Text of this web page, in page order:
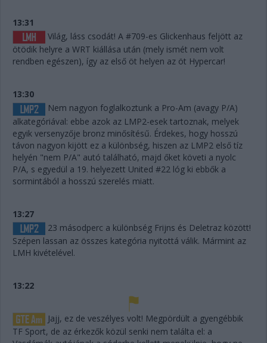
13:31
Világ, láss csodát! A #709-es Glickenhaus feljött az
ötödik helyre a WRT kiállása után (mely ismét nem volt
rendben egészen), így az első öt helyen az öt Hypercar!
13:30
Nem nagyon foglalkoztunk a Pro-Am (avagy P/A)
alkategóriával: ebbe azok az LMP2-esek tartoznak, melyek
egyik versenyzője bronz minősítésű. Érdekes, hogy hosszú
távon nagyon kijött ez a különbség, hiszen az LMP2 első tíz
helyén "nem P/A" autó található, majd őket követi a nyolc
P/A, s egyedül a 19. helyezett United #22 lóg ki ebbők a
sormintából a hosszú szerelés miatt.
13:27
23 másodperc a különbség Frijns és Deletraz között!
Szépen lassan az összes kategória nyitottá válik. Mármint az
LMH kivételével.
13:22
Jajj, ez de veszélyes volt! Megpördült a gyengébbik
TF Sport, de az érkezők közül senki nem találta el: a